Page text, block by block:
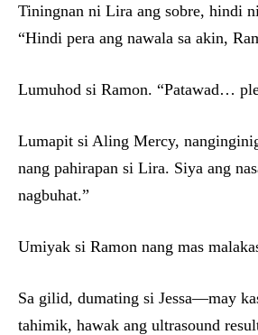
Tiningnan ni Lira ang sobre, hindi
“Hindi pera ang nawala sa akin,
Lumuhod si Ramon. “Patawad…
Lumapit si Aling Mercy,
nang pahirapan si Lira. Siya ang
nagbuhat.”
Umiyak si Ramon nang mas
Sa gilid, dumating si Jessa—may
tahimik, hawak ang ultrasound